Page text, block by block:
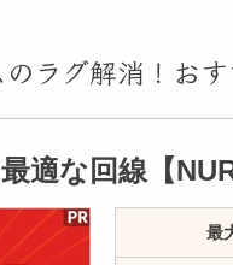
のラグ解消！お
適な回線【
最